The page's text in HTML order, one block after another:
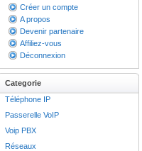
Créer un compte
A propos
Devenir partenaire
Affiliez-vous
Déconnexion
Categorie
Téléphone IP
Passerelle VoIP
Voip PBX
Réseaux
Téléphone VoIP ...
540,00 Dh TTC